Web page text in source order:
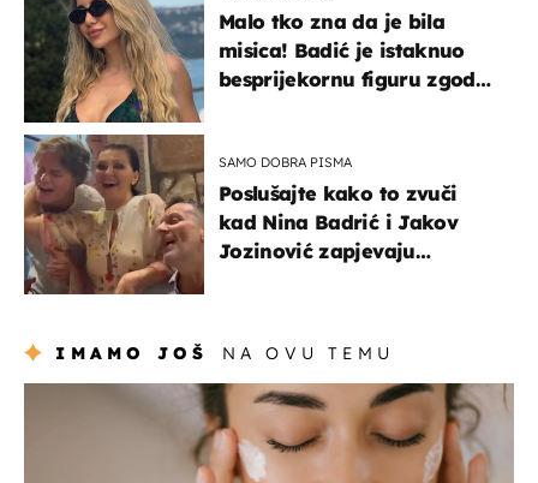
Malo tko zna da je bila
misica! Badić je istaknuo
besprijekornu figuru zgodne
SAMO DOBRA PISMA
Poslušajte kako to zvuči
kad Nina Badrić i Jakov
Jozinović zapjevaju
IMAMO JOŠ NA OVU TEMU
moda & ljepota